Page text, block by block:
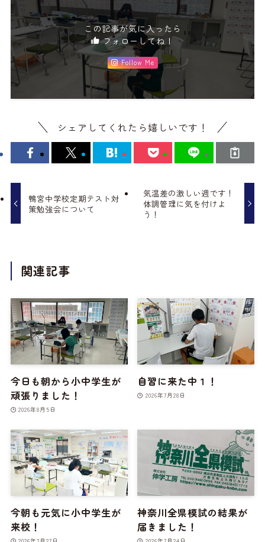
この記事が気に入ったら
フォローしてね！
Follow Me
シェアしてくれたら嬉しいです！
鴨宮中学校定期テスト対
策勉強会について
気温差の激しい週です！
体調管理に気を付けよ
う！
関連記事
今日も朝から小中学生が
頑張りました！
2026年8月5日
自習に来た中１！
2026年7月28日
今朝も元気に小中学生が
来校！
神奈川全県模試の結果が
届きました！